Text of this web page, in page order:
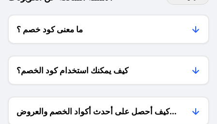
ما معنى كود خصم ؟
كيف يمكنك استخدام كود الخصم؟
كيف أحصل على أحدث أكواد الخصم والعروض